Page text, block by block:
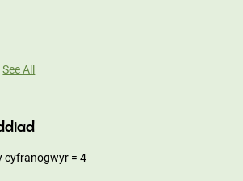
See All
cyfranogwyr = 4